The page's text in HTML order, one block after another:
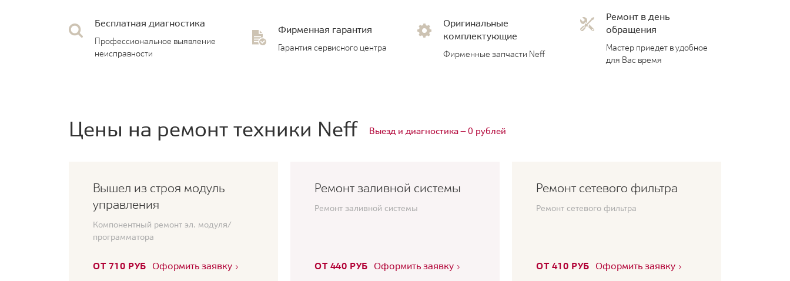
Бесплатная диагностика
Профессиональное выявление
неисправности
Фирменная гарантия
Гарантия сервисного центра
Оригинальные
комплектующие
Фирменные запчасти Neff
Ремонт в день
обращения
Мастер приедет в удобное
для Вас время
Цены на ремонт техники Neff Выезд и диагностика — 0 рублей
Вышел из строя модуль
управления
Компонентный ремонт эл. модуля/
программатора
ОТ 710 РУБ Оформить заявку
Ремонт заливной системы
Ремонт заливной системы
ОТ 440 РУБ Оформить заявку
Ремонт сетевого фильтра
Ремонт сетевого фильтра
ОТ 410 РУБ Оформить заявку